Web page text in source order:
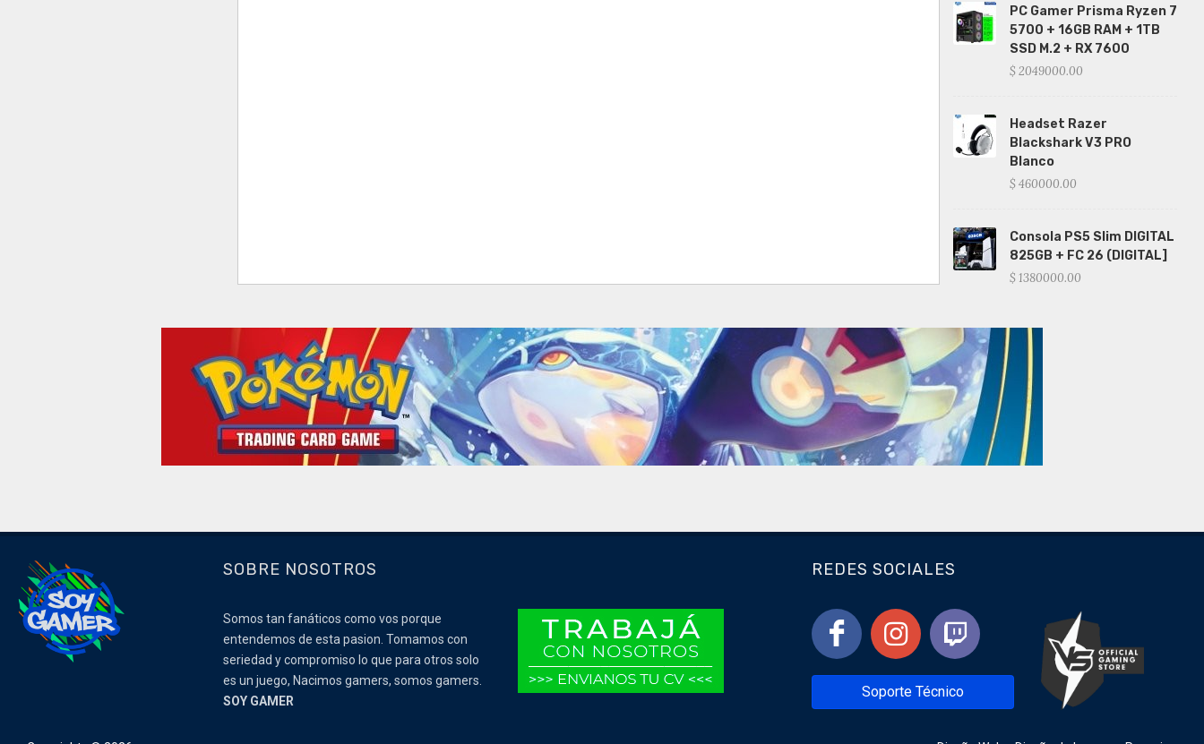
PC Gamer Prisma Ryzen 7
5700 + 16GB RAM + 1TB
SSD M.2 + RX 7600
$ 2049000.00
Headset Razer
Blackshark V3 PRO
Blanco
$ 460000.00
Consola PS5 Slim DIGITAL
825GB + FC 26 (DIGITAL]
$ 1380000.00
SOBRE NOSOTROS
Somos tan fanáticos como vos porque
entendemos de esta pasion. Tomamos con
seriedad y compromiso lo que para otros solo
es un juego, Nacimos gamers, somos gamers.
SOY GAMER
REDES SOCIALES
Soporte Técnico